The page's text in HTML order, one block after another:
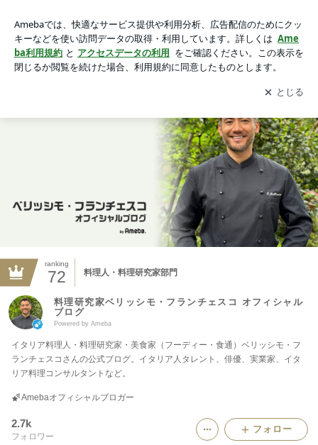
ルブログ Powered by Ameba
アプリをダウンロードして ブログの更新通知
を受け取りまし
ょう。
開く
ranking
72 料理人・料理研究家部門
料理研究家ベリッシモ・フランチェスコ オフィシャル
ブログ
Powered by Ameba
イタリア料理人・料理研究家・美食家（フーディー・食通）ベリッシモ・フ
ランチェスコさんの公式ブログ。イタリア人タレント、俳優、実業家、イタ
リア料理コンサルタントなど。
Amebaオフィシャルブロガー
2.7k
フォロワー
フォロー